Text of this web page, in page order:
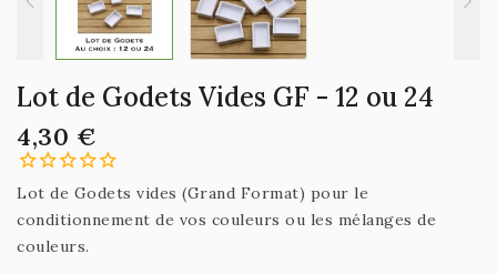
Lot de Godets Vides GF - 12 ou 24
4,30 €
Lot de Godets vides (Grand Format) pour le
conditionnement de vos couleurs ou les mélanges de
couleurs.